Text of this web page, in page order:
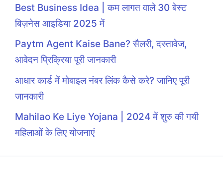
Best Business Idea | कम लागत वाले 30 बेस्ट
बिज़नेस आइडिया 2025 में
Paytm Agent Kaise Bane? सैलरी, दस्तावेज,
आवेदन प्रिक्रिया पूरी जानकारी
आधार कार्ड में मोबाइल नंबर लिंक कैसे करे? जानिए पूरी
जानकारी
Mahilao Ke Liye Yojana | 2024 में शुरु की गयी
महिलाओं के लिए योजनाएं